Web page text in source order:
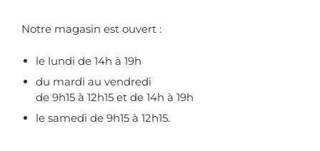
Notre magasin est ouvert :
le lundi de 14h à 19h
du mardi au vendredi
de 9h15 à 12h15 et de 14h à 19h
le samedi de 9h15 à 12h15.